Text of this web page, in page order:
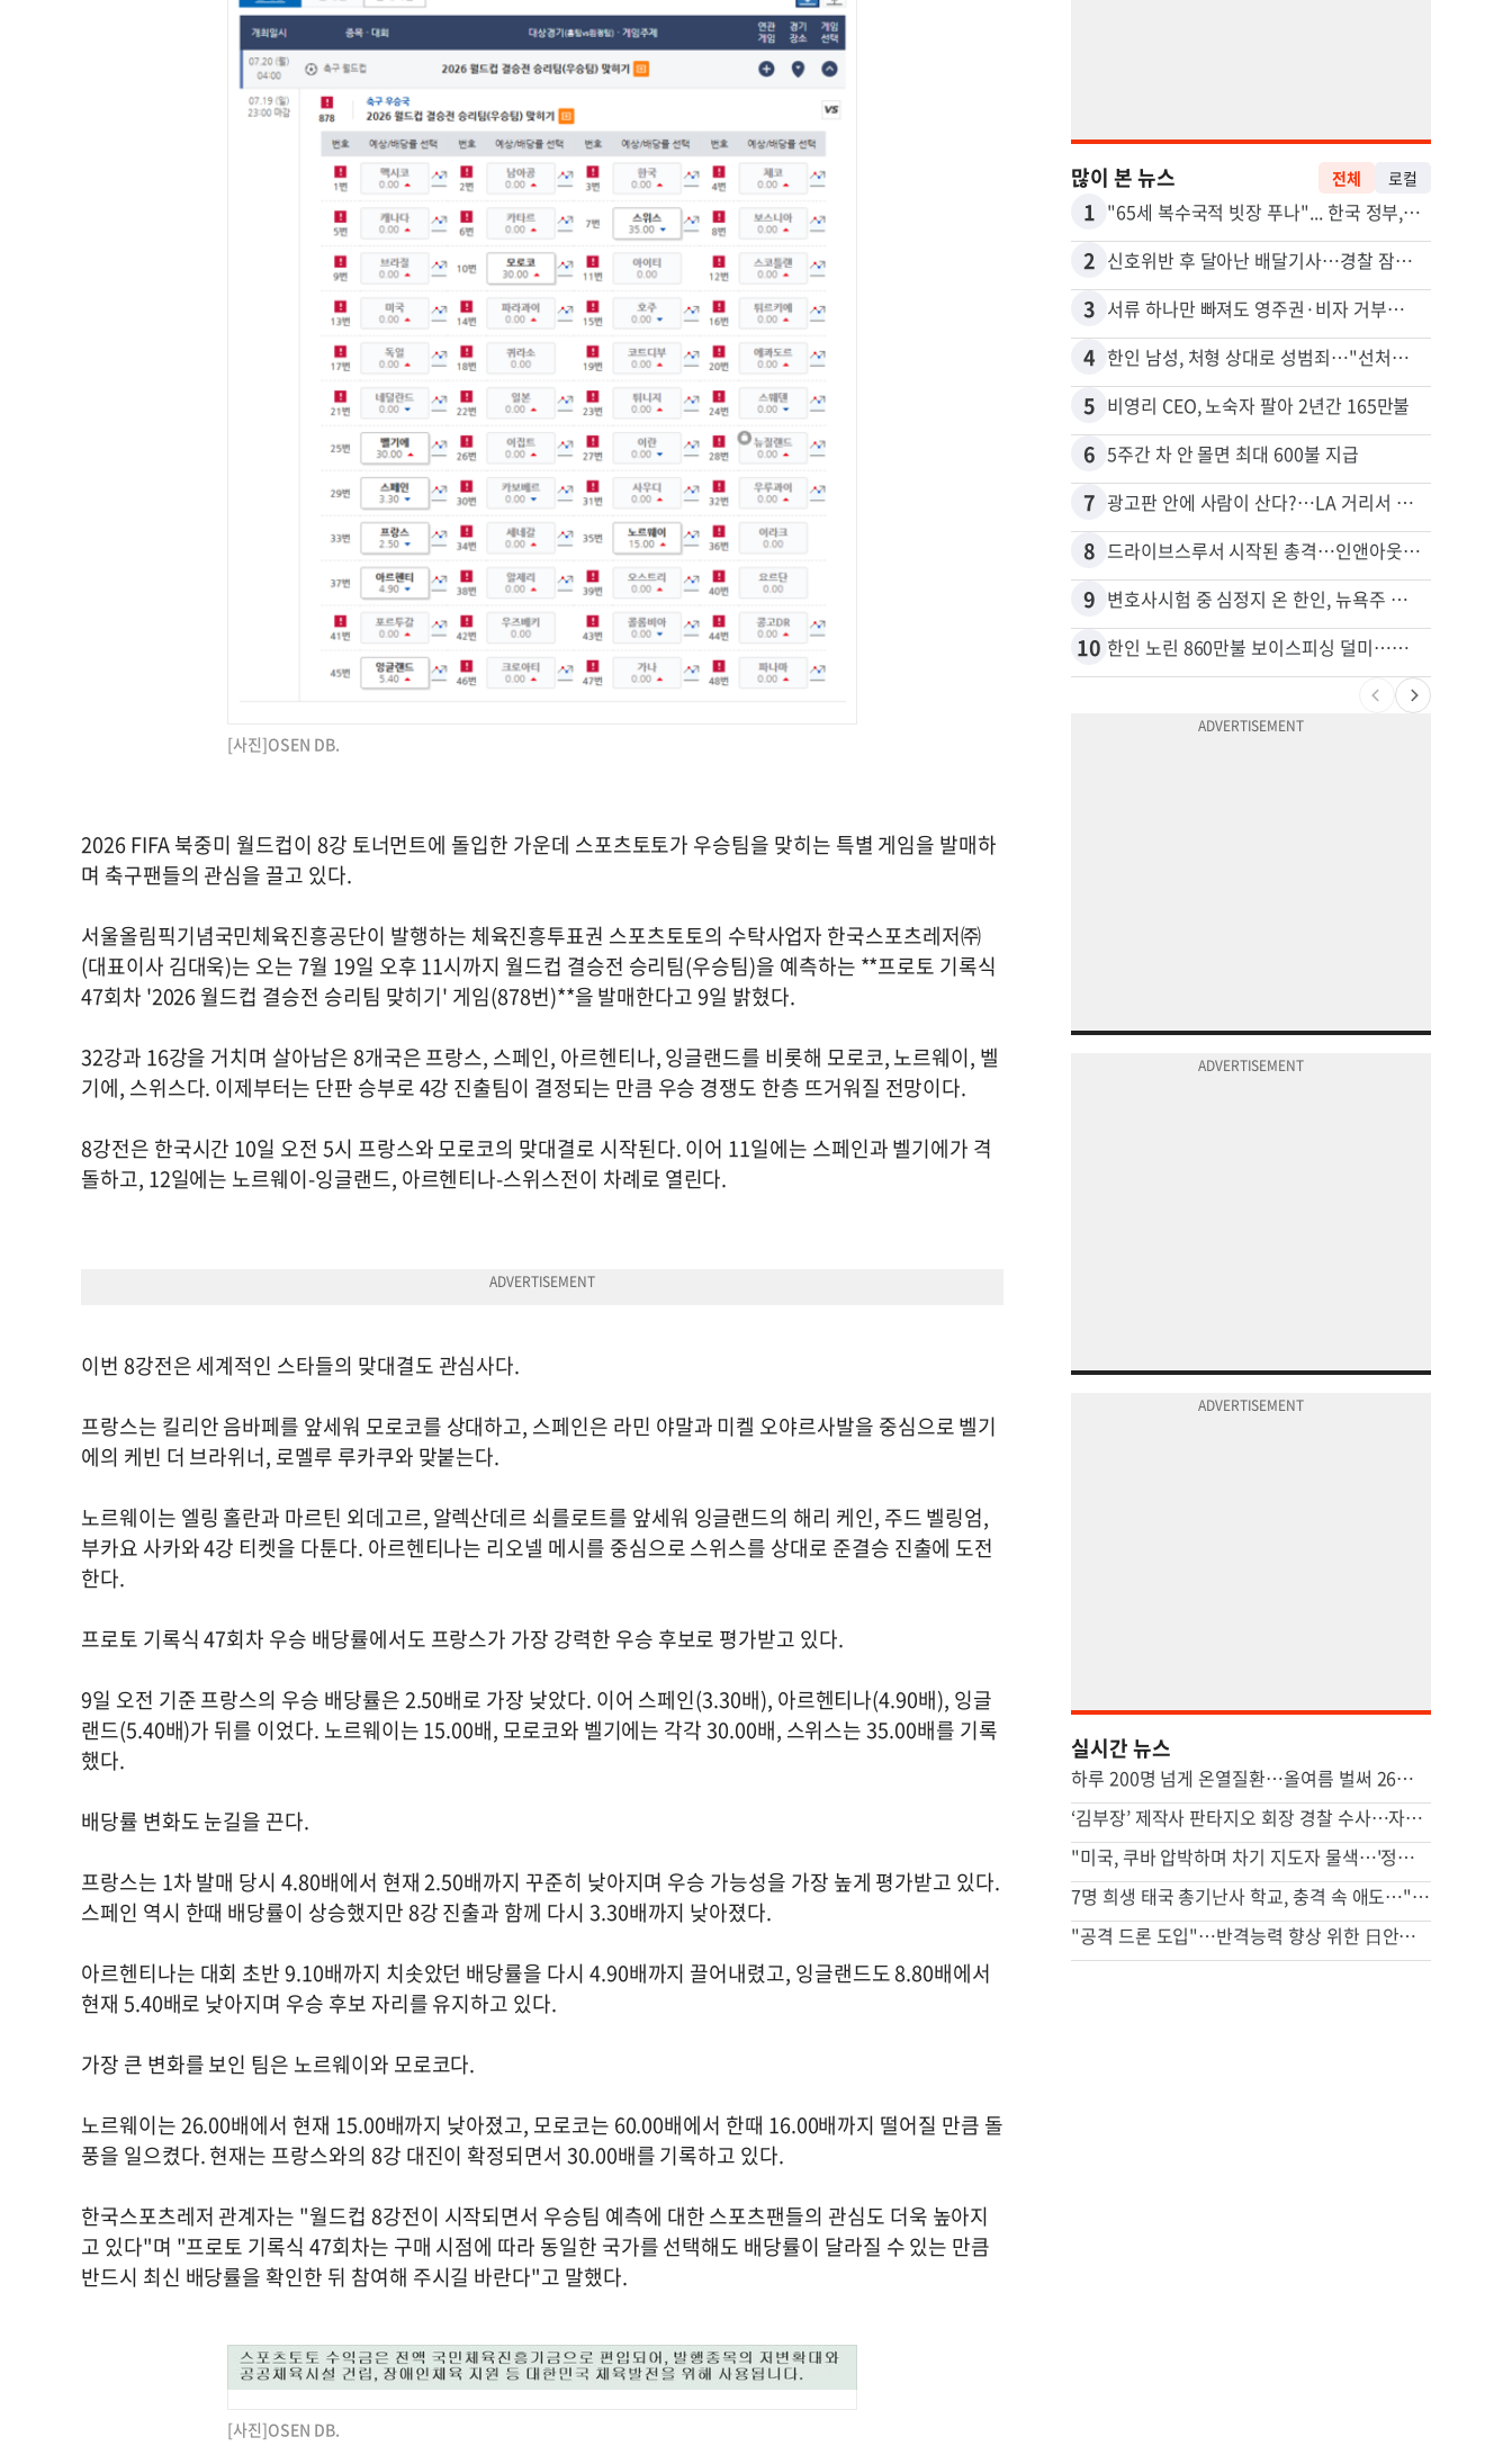
[사진]OSEN DB.
2026 FIFA 북중미 월드컵이 8강 토너먼트에 돌입한 가운데 스포츠토토가 우승팀을 맞히는 특별 게임을 발매하
며 축구팬들의 관심을 끌고 있다.
서울올림픽기념국민체육진흥공단이 발행하는 체육진흥투표권 스포츠토토의 수탁사업자 한국스포츠레저㈜
(대표이사 김대욱)는 오는 7월 19일 오후 11시까지 월드컵 결승전 승리팀(우승팀)을 예측하는 **프로토 기록식
47회차 '2026 월드컵 결승전 승리팀 맞히기' 게임(878번)**을 발매한다고 9일 밝혔다.
32강과 16강을 거치며 살아남은 8개국은 프랑스, 스페인, 아르헨티나, 잉글랜드를 비롯해 모로코, 노르웨이, 벨
기에, 스위스다. 이제부터는 단판 승부로 4강 진출팀이 결정되는 만큼 우승 경쟁도 한층 뜨거워질 전망이다.
8강전은 한국시간 10일 오전 5시 프랑스와 모로코의 맞대결로 시작된다. 이어 11일에는 스페인과 벨기에가 격
돌하고, 12일에는 노르웨이-잉글랜드, 아르헨티나-스위스전이 차례로 열린다.
이번 8강전은 세계적인 스타들의 맞대결도 관심사다.
프랑스는 킬리안 음바페를 앞세워 모로코를 상대하고, 스페인은 라민 야말과 미켈 오야르사발을 중심으로 벨기
에의 케빈 더 브라위너, 로멜루 루카쿠와 맞붙는다.
노르웨이는 엘링 홀란과 마르틴 외데고르, 알렉산데르 쇠를로트를 앞세워 잉글랜드의 해리 케인, 주드 벨링엄,
부카요 사카와 4강 티켓을 다툰다. 아르헨티나는 리오넬 메시를 중심으로 스위스를 상대로 준결승 진출에 도전
한다.
프로토 기록식 47회차 우승 배당률에서도 프랑스가 가장 강력한 우승 후보로 평가받고 있다.
9일 오전 기준 프랑스의 우승 배당률은 2.50배로 가장 낮았다. 이어 스페인(3.30배), 아르헨티나(4.90배), 잉글
랜드(5.40배)가 뒤를 이었다. 노르웨이는 15.00배, 모로코와 벨기에는 각각 30.00배, 스위스는 35.00배를 기록
했다.
배당률 변화도 눈길을 끈다.
프랑스는 1차 발매 당시 4.80배에서 현재 2.50배까지 꾸준히 낮아지며 우승 가능성을 가장 높게 평가받고 있다.
스페인 역시 한때 배당률이 상승했지만 8강 진출과 함께 다시 3.30배까지 낮아졌다.
아르헨티나는 대회 초반 9.10배까지 치솟았던 배당률을 다시 4.90배까지 끌어내렸고, 잉글랜드도 8.80배에서
현재 5.40배로 낮아지며 우승 후보 자리를 유지하고 있다.
가장 큰 변화를 보인 팀은 노르웨이와 모로코다.
노르웨이는 26.00배에서 현재 15.00배까지 낮아졌고, 모로코는 60.00배에서 한때 16.00배까지 떨어질 만큼 돌
풍을 일으켰다. 현재는 프랑스와의 8강 대진이 확정되면서 30.00배를 기록하고 있다.
한국스포츠레저 관계자는 "월드컵 8강전이 시작되면서 우승팀 예측에 대한 스포츠팬들의 관심도 더욱 높아지
고 있다"며 "프로토 기록식 47회차는 구매 시점에 따라 동일한 국가를 선택해도 배당률이 달라질 수 있는 만큼
반드시 최신 배당률을 확인한 뒤 참여해 주시길 바란다"고 말했다.
[사진]OSEN DB.
많이 본 뉴스 전체 로컬
1 "65세 복수국적 빗장 푸나"... 한국 정부, 연령 완화 전면 추진
2 신호위반 후 달아난 배달기사…경찰 잠복해 잡고보니 ‘반전’
3 서류 하나만 빠져도 영주권·비자 거부…심사관 재량권 대폭 확대
4 한인 남성, 처형 상대로 성범죄…"선처해줬더니 배신자 취급"
5 비영리 CEO, 노숙자 팔아 2년간 165만불
6 5주간 차 안 몰면 최대 600불 지급
7 광고판 안에 사람이 산다?…LA 거리서 화제
8 드라이브스루서 시작된 총격…인앤아웃 참사 영상 공개
9 변호사시험 중 심정지 온 한인, 뉴욕주 제소
10 한인 노린 860만불 보이스피싱 덜미…영사관·한국 검찰 사칭
실시간 뉴스
하루 200명 넘게 온열질환…올여름 벌써 26명 숨졌다
‘김부장’ 제작사 판타지오 회장 경찰 수사…자본시장법 위반 혐의
"미국, 쿠바 압박하며 차기 지도자 물색…'정권 개조' 타진"
7명 희생 태국 총기난사 학교, 충격 속 애도…"훌륭한 선생님들"
"공격 드론 도입"…반격능력 향상 위한 日안보문서 개정 윤곽(종합)